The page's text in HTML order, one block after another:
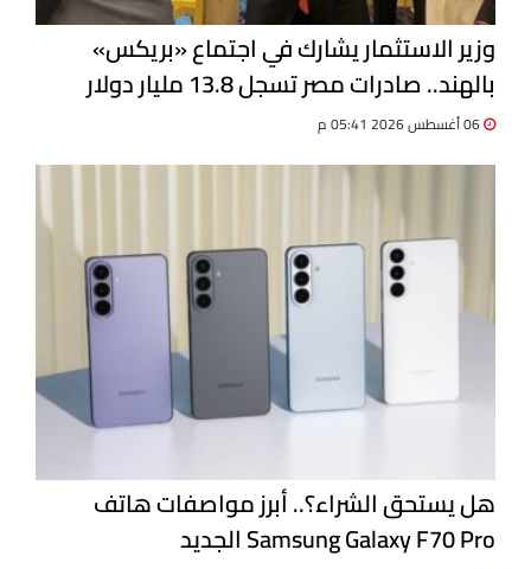
وزير الاستثمار يشارك في اجتماع «بريكس»
بالهند.. صادرات مصر تسجل 13.8 مليار دولار
هل يستحق الشراء؟.. أبرز مواصفات هاتف
Samsung Galaxy F70 Pro الجديد